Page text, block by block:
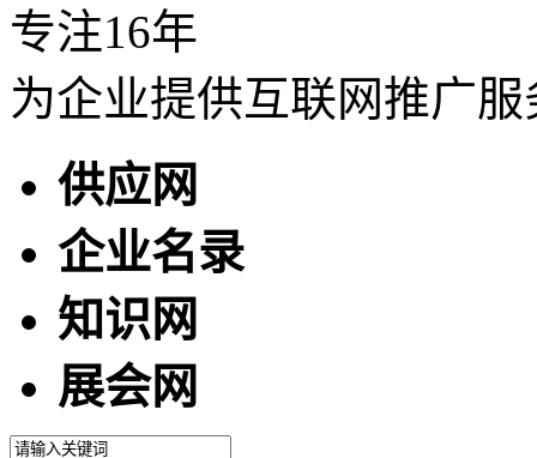
专注16年
为企业提供互联网推广服
供应网
企业名录
知识网
展会网